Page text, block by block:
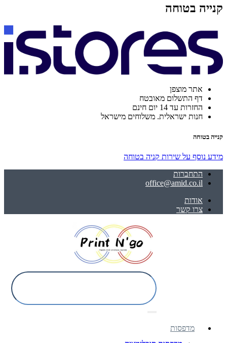
קנייה בטוחה
אתר מוצפן
דף התשלום מאובטח
החזרות עד 14 יום חינם
חנות ישראלית. משלוחים מישראל
קנייה בטוחה
מידע נוסף על שירות קניה בטוחה
התחברות
office@amid.co.il
אודות
צרו קשר
מדפסות